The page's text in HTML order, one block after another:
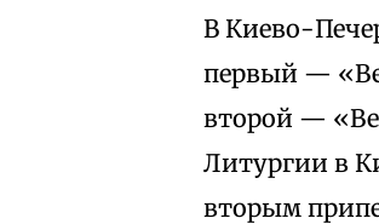
В Киево-
первый —
второй —
Литургии в
вторым